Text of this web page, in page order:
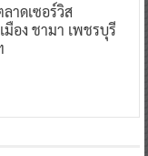
าดเซอร์วิส
มือง ชามา เพชรบุรี